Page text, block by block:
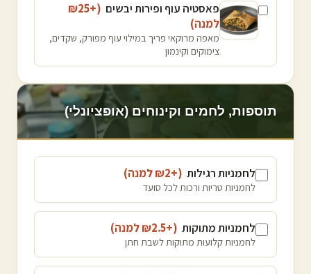
פאסטיה עוף ופירות יבשים (+₪
25
למנה)
מאפה מרוקאי פריך במילוי עוף מפורק, שקדים,
צימוקים וקינמון
תוספות, לחמים וקינוחים (אופציונלי)
לחמניות רגילות (+₪
2 למנה)
לחמניות טריות ורכות לכל סועד
לחמניות מתוקות (+₪
2.5 למנה)
לחמניות קלועות מתוקות לשבת חתן